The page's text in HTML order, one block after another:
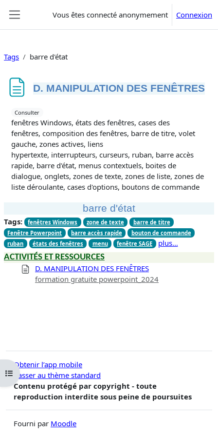
Vous êtes connecté anonymement Connexion
Ouvrir l’index du cours
Tags barre d'état
D. MANIPULATION DES FENÊTRES
Conditions d’achèvement
Consulter
fenêtres Windows, états des fenêtres, cases des
fenêtres, composition des fenêtres, barre de titre, volet
gauche, zones actives, liens
hypertexte, interrupteurs, curseurs, ruban, barre accès
rapide, barre d'état, menus contextuels, boites de
dialogue, onglets, zones de texte, zones de liste, zones de
liste déroulante, cases d'options, boutons de commande
barre d'état
Tags: fenêtres Windows zone de texte
barre de titre
Fenêtre Powerpoint
barre accès rapide
bouton de commande
ruban
états des fenêtres menu fenêtre SAGE plus…
ACTIVITÉS ET RESSOURCES
D. MANIPULATION DES FENÊTRES
formation gratuite powerpoint_2024
Obtenir l’app mobile
Passer au thème standard
Contenu protégé par copyright - toute
reproduction interdite sous peine de poursuites
Fourni par Moodle